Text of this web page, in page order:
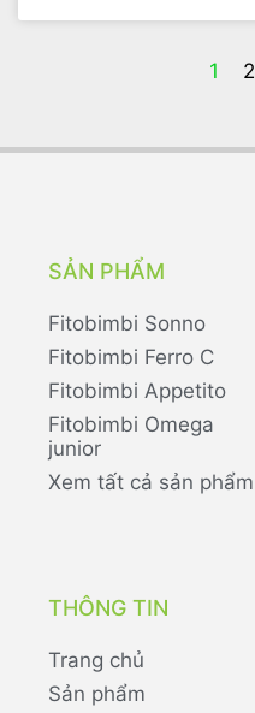
1 2
SẢN PHẨM
Fitobimbi Sonno
Fitobimbi Ferro C
Fitobimbi Appetito
Fitobimbi Omega
junior
Xem tất cả sản phẩm
THÔNG TIN
Trang chủ
Sản phẩm